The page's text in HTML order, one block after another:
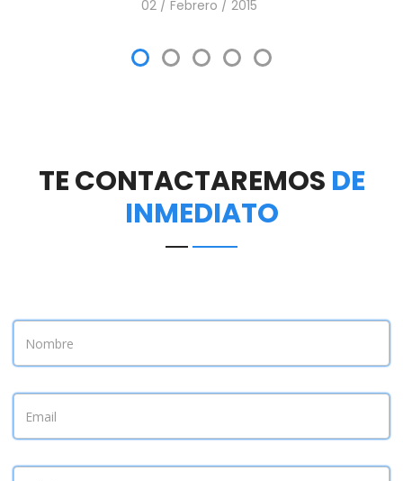
02 / Febrero / 2015
TE CONTACTAREMOS DE
INMEDIATO